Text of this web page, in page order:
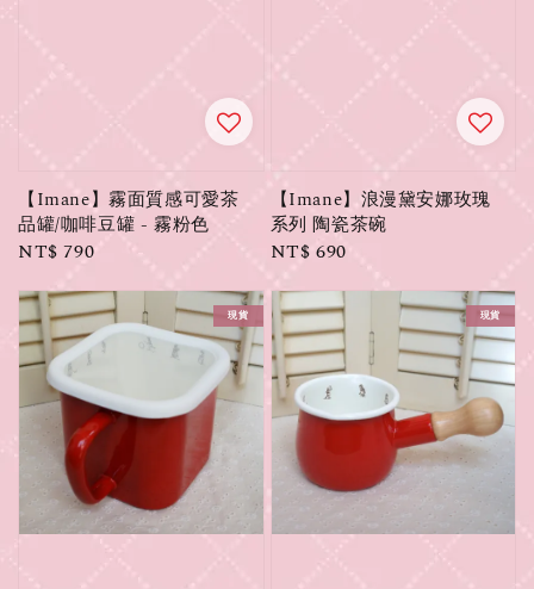
【Imane】霧面質感可愛茶
品罐/咖啡豆罐 - 霧粉色
Regular
NT$ 790
【Imane】浪漫黛安娜玫瑰
系列 陶瓷茶碗
Regular
NT$ 690
現貨 現貨